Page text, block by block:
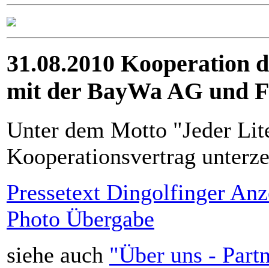
31.08.2010 Kooperation
mit der BayWa AG und
Unter dem Motto "Jeder
Kooperationsvertrag
Pressetext Dingolfinger
Photo Übergabe
siehe auch "Über uns -